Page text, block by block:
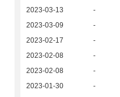
2023-03-13
-
2023-03-09
-
2023-02-17
-
2023-02-08
-
2023-02-08
-
2023-01-30
-